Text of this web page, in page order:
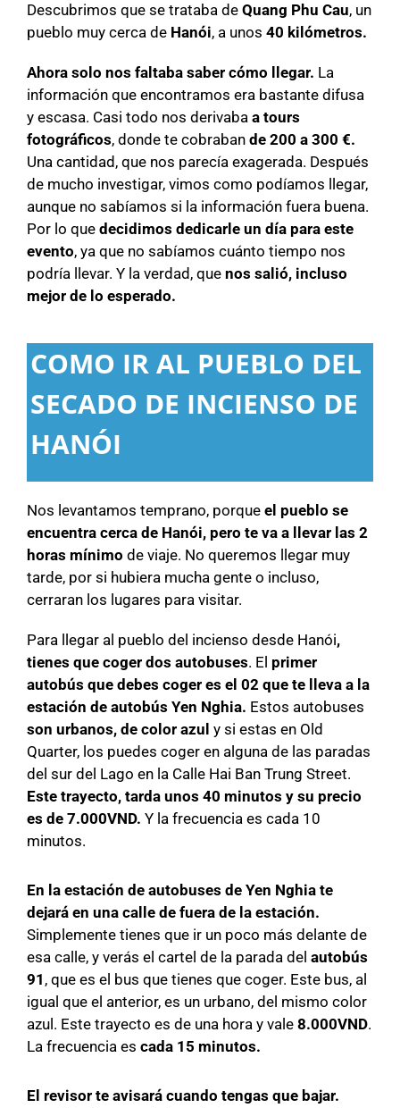
Descubrimos que se trataba de Quang Phu Cau, un
pueblo muy cerca de Hanói, a unos 40 kilómetros.
Ahora solo nos faltaba saber cómo llegar. La
información que encontramos era bastante difusa
y escasa. Casi todo nos derivaba a tours
fotográficos, donde te cobraban de 200 a 300 €.
Una cantidad, que nos parecía exagerada. Después
de mucho investigar, vimos como podíamos llegar,
aunque no sabíamos si la información fuera buena.
Por lo que decidimos dedicarle un día para este
evento, ya que no sabíamos cuánto tiempo nos
podría llevar. Y la verdad, que nos salió, incluso
mejor de lo esperado.
COMO IR AL PUEBLO DEL
SECADO DE INCIENSO DE
HANÓI
Nos levantamos temprano, porque el pueblo se
encuentra cerca de Hanói, pero te va a llevar las 2
horas mínimo de viaje. No queremos llegar muy
tarde, por si hubiera mucha gente o incluso,
cerraran los lugares para visitar.
Para llegar al pueblo del incienso desde Hanói,
tienes que coger dos autobuses. El primer
autobús que debes coger es el 02 que te lleva a la
estación de autobús Yen Nghia. Estos autobuses
son urbanos, de color azul y si estas en Old
Quarter, los puedes coger en alguna de las paradas
del sur del Lago en la Calle Hai Ban Trung Street.
Este trayecto, tarda unos 40 minutos y su precio
es de 7.000VND. Y la frecuencia es cada 10
minutos.
En la estación de autobuses de Yen Nghia te
dejará en una calle de fuera de la estación.
Simplemente tienes que ir un poco más delante de
esa calle, y verás el cartel de la parada del autobús
91 , que es el bus que tienes que coger. Este bus, al
igual que el anterior, es un urbano, del mismo color
azul. Este trayecto es de una hora y vale 8.000VND.
La frecuencia es cada 15 minutos.
El revisor te avisará cuando tengas que bajar.